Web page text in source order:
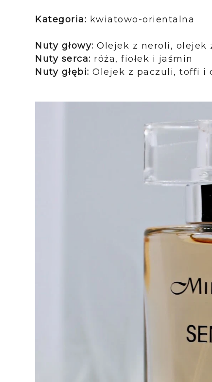
Kategoria: kwiatowo-orientalna
Nuty głowy: Olejek z neroli, olejek
Nuty serca: róża, fiołek i jaśmin
Nuty głębi: Olejek z paczuli, toffi i